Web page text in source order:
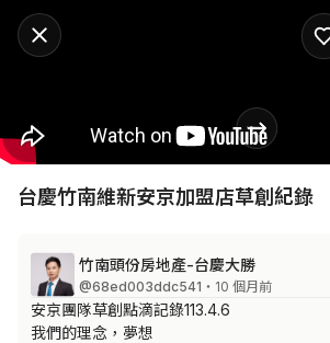
台慶竹南維新安京加盟店草創紀錄
竹南頭份房地產-台慶大勝
@68ed003ddc541 ・10 個月前
安京團隊草創點滴記錄113.4.6
我們的理念，夢想